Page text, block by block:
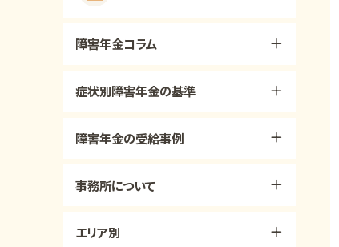
障害年金コラム
症状別障害年金の基準
障害年金の受給事例
事務所について
エリア別